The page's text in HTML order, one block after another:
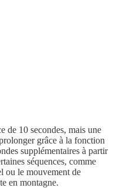
de 10 secondes, mais une
grâce à la fonction
supplémentaires à partir
séquences, comme
ou le mouvement de
en montagne.